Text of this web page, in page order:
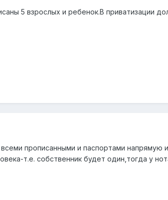
5 взрослых и ребенок.В приватизации
прописанными и паспортами напрямую
т.е. собственник будет один,тогда у